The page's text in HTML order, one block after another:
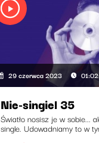
29 czerwca 2023
Nie-singiel 35
Światło nosisz je w sobie...
single. Udowadniamy to w